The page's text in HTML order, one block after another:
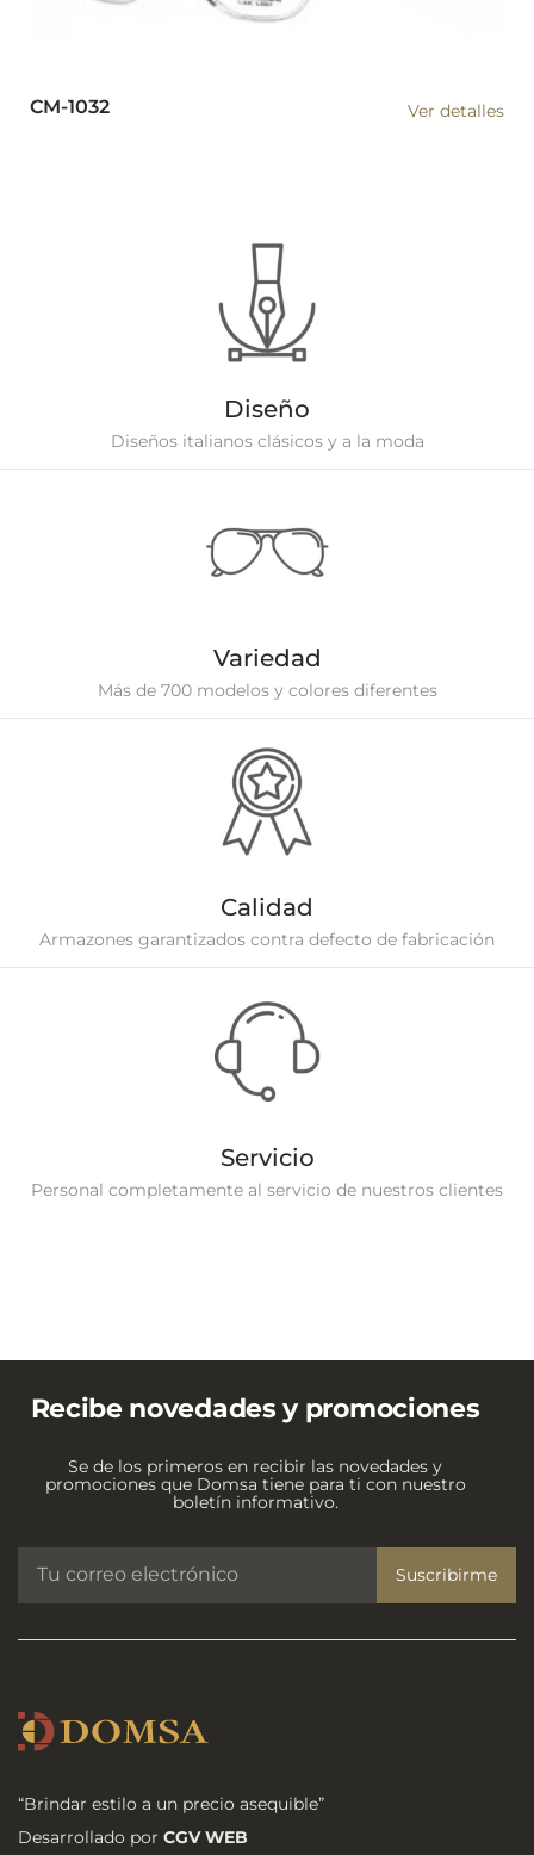
CM-1032 Ver detalles
Diseño
Diseños italianos clásicos y a la moda
Variedad
Más de 700 modelos y colores diferentes
Calidad
Armazones garantizados contra defecto de fabricación
Servicio
Personal completamente al servicio de nuestros clientes
Recibe novedades y promociones
Se de los primeros en recibir las novedades y
promociones que Domsa tiene para ti con nuestro
boletín informativo.
Suscribirme
“Brindar estilo a un precio asequible”
Desarrollado por CGV WEB